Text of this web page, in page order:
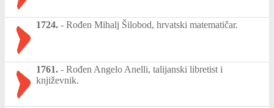
1724. - Rođen Mihalj Šilobod, hrvatski matematičar.
1761. - Rođen Angelo Anelli, talijanski libretist i
književnik.